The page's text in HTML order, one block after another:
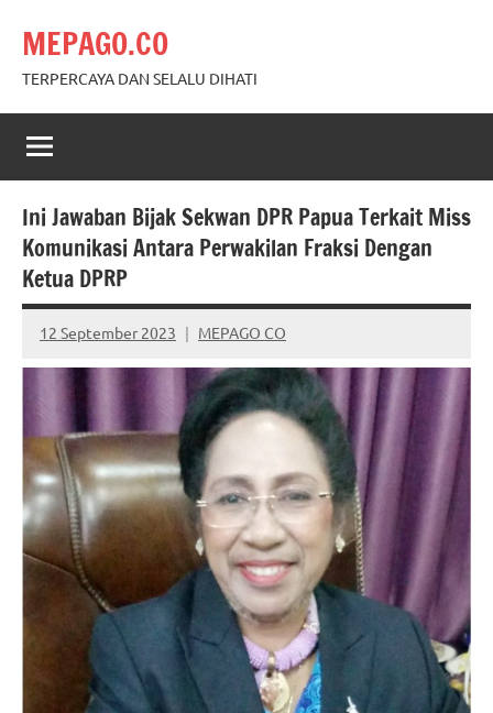
content
MEPAGO.CO
TERPERCAYA DAN SELALU DIHATI
Ini Jawaban Bijak Sekwan DPR Papua Terkait Miss
Komunikasi Antara Perwakilan Fraksi Dengan
Ketua DPRP
12 September 2023 MEPAGO CO
No
comments